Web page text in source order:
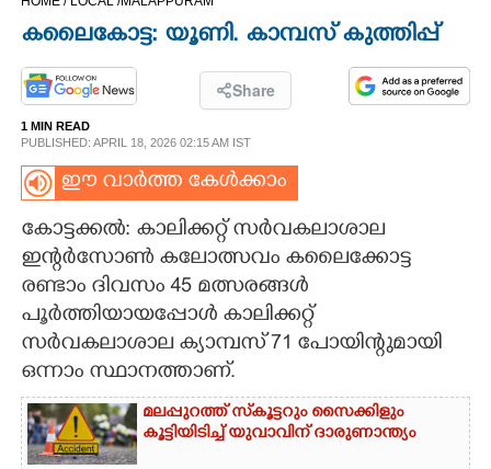
OPINION
PHOTOS
LIFESTYLE
SPIRITUAL
INFO+
ART
ASTRO
കലൈകോട്ട: യൂണി. കാമ്പസ് കുത്തിപ്പ്
Share
1 MIN READ
PUBLISHED: APRIL 18, 2026 02:15 AM IST
ഈ വാർത്ത കേൾക്കാം
കോട്ടക്കൽ: കാലിക്കറ്റ്‌ സർവകലാശാല
ഇന്റർസോൺ കലോത്സവം കലൈക്കോട്ട
രണ്ടാം ദിവസം 45 മത്സരങ്ങൾ
പൂർത്തിയായപ്പോൾ കാലിക്കറ്റ്‌
സർവകലാശാല ക്യാമ്പസ്‌ 71 പോയിന്റുമായി
ഒന്നാം സ്ഥാനത്താണ്.
മലപ്പുറത്ത് സ്‌കൂട്ടറും സൈക്കിളും
കൂട്ടിയിടിച്ച് യുവാവിന് ദാരുണാന്ത്യം